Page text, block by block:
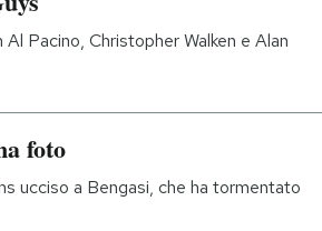
Pacino, Christopher Walken e Alan
foto
ucciso a Bengasi, che ha tormentato